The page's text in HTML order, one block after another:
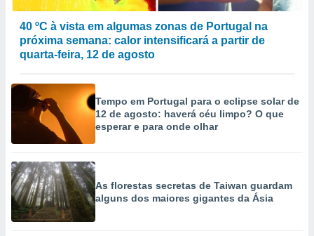
40 ºC à vista em algumas zonas de Portugal na
próxima semana: calor intensificará a partir de
quarta-feira, 12 de agosto
Tempo em Portugal para o eclipse solar de
12 de agosto: haverá céu limpo? O que
esperar e para onde olhar
As florestas secretas de Taiwan guardam
alguns dos maiores gigantes da Ásia